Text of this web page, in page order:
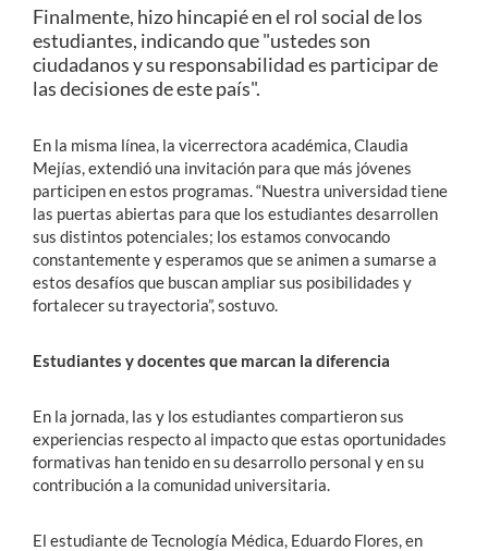
Finalmente, hizo hincapié en el rol social de los
estudiantes, indicando que "ustedes son
ciudadanos y su responsabilidad es participar de
las decisiones de este país".
En la misma línea, la vicerrectora académica, Claudia
Mejías, extendió una invitación para que más jóvenes
participen en estos programas. “Nuestra universidad tiene
las puertas abiertas para que los estudiantes desarrollen
sus distintos potenciales; los estamos convocando
constantemente y esperamos que se animen a sumarse a
estos desafíos que buscan ampliar sus posibilidades y
fortalecer su trayectoria”, sostuvo.
Estudiantes y docentes que marcan la diferencia
En la jornada, las y los estudiantes compartieron sus
experiencias respecto al impacto que estas oportunidades
formativas han tenido en su desarrollo personal y en su
contribución a la comunidad universitaria.
El estudiante de Tecnología Médica, Eduardo Flores, en